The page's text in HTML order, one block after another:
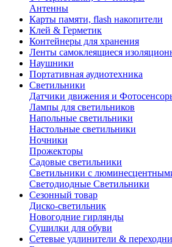
Антенны
Карты памяти, flash накопители
Клей & Герметик
Контейнеры для хранения
Ленты самоклеящиеся
Наушники
Портативная аудиотехника
Светильники
Датчики движения и
Лампы для светильников
Напольные светильники
Настольные светильники
Ночники
Прожекторы
Садовые светильники
Светильники с
Светодиодные Светильники
Сезонный товар
Диско-светильник
Новогодние гирлянды
Сушилки для обуви
Сетевые удлинители &